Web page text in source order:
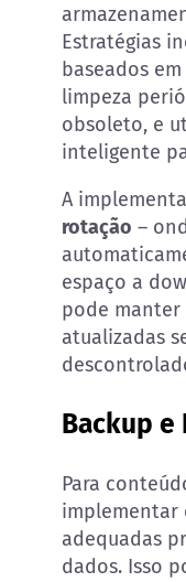
Estratégias
baseados
limpeza
obsoleto, e
inteligente
A
rotação –
espaço a
pode
atualizadas
Backup e
Para
implementar
adequadas
dados. Isso